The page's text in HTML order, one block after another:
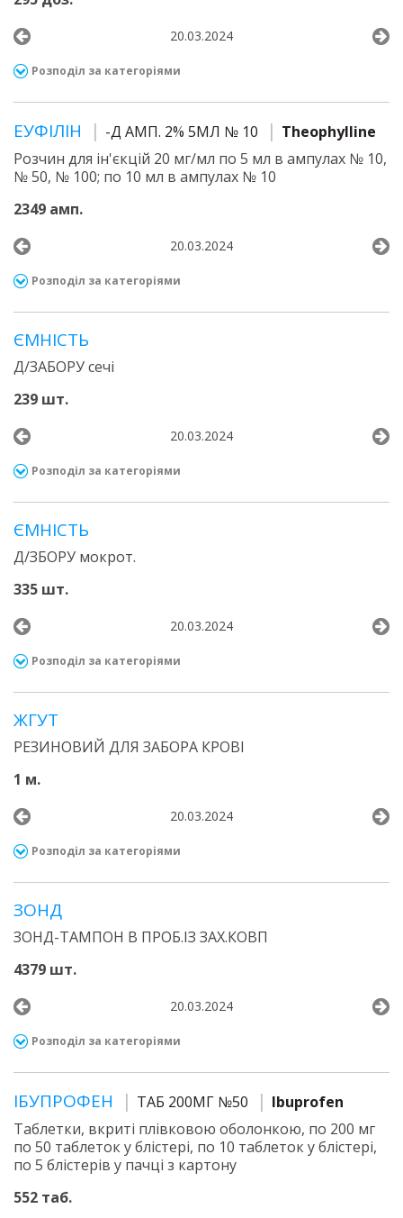
20.03.2024
Розподіл за категоріями
ЕУФІЛІН -Д АМП. 2% 5МЛ № 10
Theophylline
Розчин для ін'єкцій 20 мг/мл по 5 мл в ампулах № 10,
№ 50, № 100; по 10 мл в ампулах № 10
2349 амп.
20.03.2024
Розподіл за категоріями
ЄМНІСТЬ
Д/ЗАБОРУ сечі
239 шт.
20.03.2024
Розподіл за категоріями
ЄМНІСТЬ
Д/ЗБОРУ мокрот.
335 шт.
20.03.2024
Розподіл за категоріями
ЖГУТ
РЕЗИНОВИЙ ДЛЯ ЗАБОРА КРОВІ
1 м.
20.03.2024
Розподіл за категоріями
ЗОНД
ЗОНД-ТАМПОН В ПРОБ.ІЗ ЗАХ.КОВП
4379 шт.
20.03.2024
Розподіл за категоріями
ІБУПРОФЕН ТАБ 200МГ №50
Ibuprofen
Таблетки, вкриті плівковою оболонкою, по 200 мг
по 50 таблеток у блістері, по 10 таблеток у блістері,
по 5 блістерів у пачці з картону
552 таб.